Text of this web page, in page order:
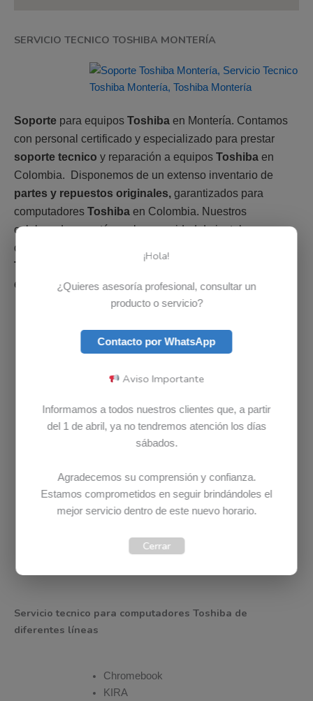
SERVICIO TECNICO TOSHIBA MONTERÍA
Soporte para equipos Toshiba en Montería. Contamos
con personal certificado y especializado para prestar
soporte tecnico y reparación a equipos Toshiba en
Colombia. Disponemos de un extenso inventario de
partes y repuestos originales, garantizados para
computadores Toshiba en Colombia. Nuestros
colaboradores están en la capacidad de instalar,
configurar o reparar cualquier parte de un computador
Toshiba
es posible solicitarla bajo importación.
DIAGNOSTICO TOSHIBA COMPLETAMENTE GRATIS
costo, revisamos su computador
Toshiba
GRATIS.
Ponemos a su disposición un equipo de profesionales e
cualquier dispositivoToshiba
CONTACTA A UN ASESOR DE SERVICIO PARA MAS
INFORMACION
Tienda Bludet
Servicio tecnico para computadores Toshiba de
diferentes líneas
Chromebook
KIRA
¡Hola!
¿Quieres asesoría profesional, consultar un
producto o servicio?
Contacto por WhatsApp
Aviso Importante
Informamos a todos nuestros clientes que, a partir
del 1 de abril, ya no tendremos atención los días
sábados.
Agradecemos su comprensión y confianza.
Estamos comprometidos en seguir brindándoles el
mejor servicio dentro de este nuevo horario.
Cerrar